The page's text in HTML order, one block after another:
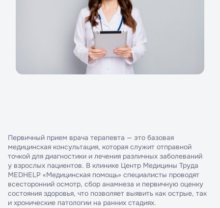
Первичный прием врача терапевта — это базовая
медицинская консультация, которая служит отправной
точкой для диагностики и лечения различных заболеваний
у взрослых пациентов. В клинике Центр Медицины Труда
MEDHELP «Медицинская помощь» специалисты проводят
всесторонний осмотр, сбор анамнеза и первичную оценку
состояния здоровья, что позволяет выявить как острые, так
и хронические патологии на ранних стадиях.